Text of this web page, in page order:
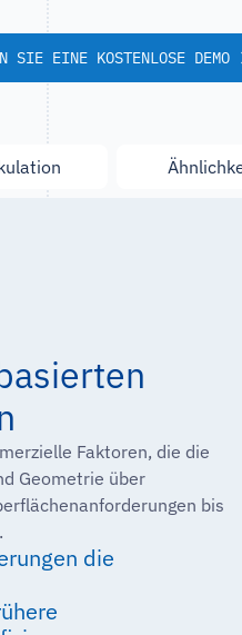
SIE EINE KOSTENLOSE DEMO
Faktoren, die die
Geometrie über
bis
die